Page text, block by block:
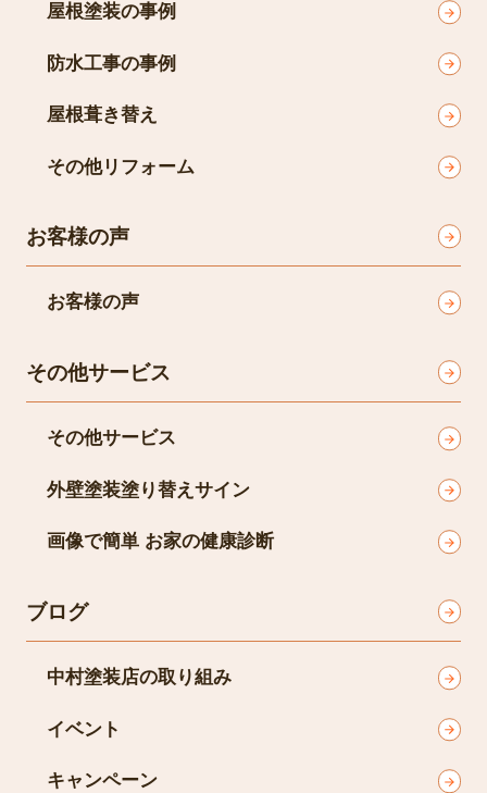
屋根塗装の事例
防水工事の事例
屋根葺き替え
その他リフォーム
お客様の声
お客様の声
その他サービス
その他サービス
外壁塗装塗り替えサイン
画像で簡単 お家の健康診断
ブログ
中村塗装店の取り組み
イベント
キャンペーン